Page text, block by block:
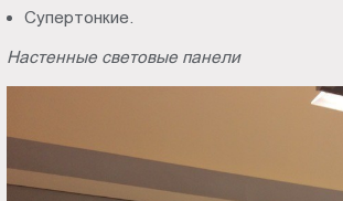
Супертонкие.
Настенные световые панели